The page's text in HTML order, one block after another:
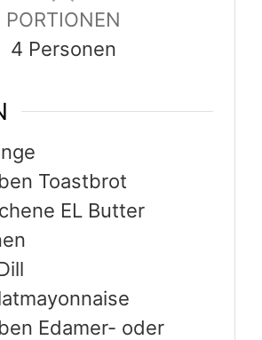
häuten. Filets von
lösen.
entrinden.
bestreichen.
schälen und in